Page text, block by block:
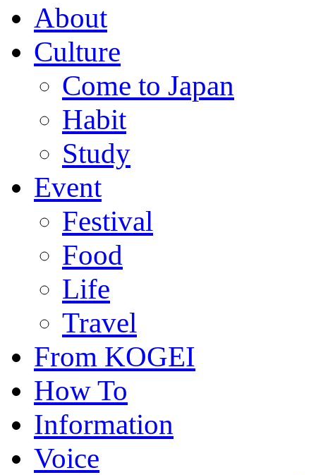
About
Culture
Come to Japan
Habit
Study
Event
Festival
Food
Life
Travel
From KOGEI
How To
Information
Voice